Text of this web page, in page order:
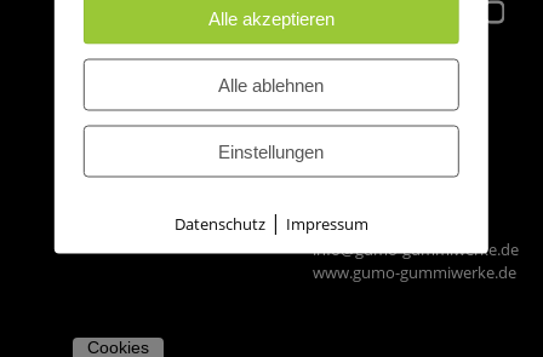
DUROPLASTE
GUMMISTOPFEN
AGB
EINKAUFSBEDINGUNGEN
ANFAHRT
IMPRESSUM
GUMO
Technische
Gummi-Formartikel
GmbH
Düneberger Straße 108
Tel.: +49 41 52 - 30 10
info@gumo-gummiwerke.de
www.gumo-gummiwerke.de
Cookies
Alle akzeptieren
Alle ablehnen
Einstellungen
Datenschutz| Impressum